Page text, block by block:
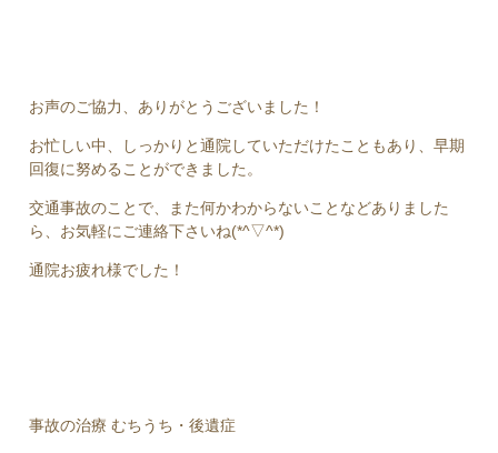
お声のご協力、ありがとうございました！
お忙しい中、しっかりと通院していただけたこともあり、早期
回復に努めることができました。
交通事故のことで、また何かわからないことなどありました
ら、お気軽にご連絡下さいね(*^▽^*)
通院お疲れ様でした！
事故の治療 むちうち・後遺症